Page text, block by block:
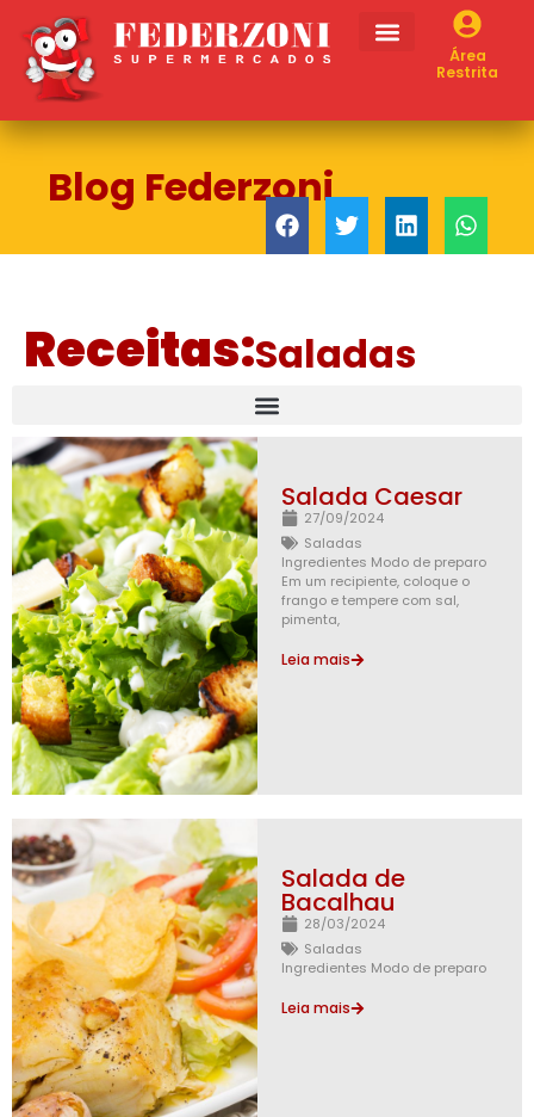
Área
Restrita
Blog Federzoni
Receitas:Saladas
Salada Caesar
27/09/2024
Saladas
Ingredientes Modo de preparo
Em um recipiente, coloque o
frango e tempere com sal,
pimenta,
Leia mais
Salada de
Bacalhau
28/03/2024
Saladas
Ingredientes Modo de preparo
Leia mais